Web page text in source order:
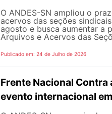
O ANDES-SN ampliou o
acervos das seções
agosto e busca aumentar a
Arquivos e Acervos das
Publicado em: 24 de Julho de 2026
Frente Nacional Contra
evento internacional